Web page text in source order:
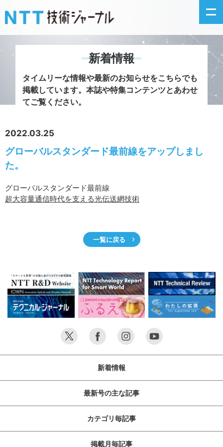
新着情報
掲載月毎記事
問い合わせ
新着情報
タイムリーな情報や最新のお知らせをこちらでも
掲載しています。 本誌や特集コンテンツとあわせ
てご覧ください。
2022.03.25
グローバルスタンダード最前線をアップしまし
た。
グローバルスタンダード最前線
超大容量通信時代を支える光伝送網技術
一覧に戻る
新着情報
最新号の主な記事
カテゴリ毎記事
掲載月毎記事